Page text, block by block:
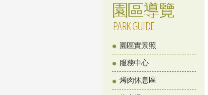
園區導覽
PARK GUIDE
園區實景照
服務中心
烤肉休息區